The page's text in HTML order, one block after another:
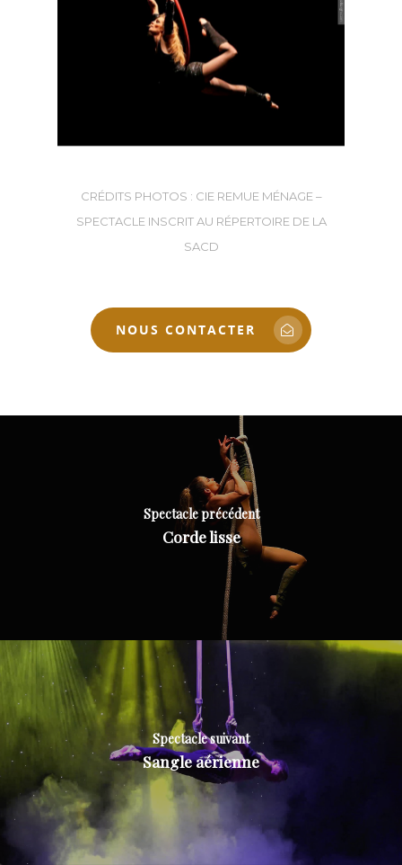
CRÉDITS PHOTOS : CIE REMUE MÉNAGE –
SPECTACLE INSCRIT AU RÉPERTOIRE DE LA
SACD
NOUS CONTACTER
Spectacle précédent
Corde lisse
Spectacle suivant
Sangle aérienne